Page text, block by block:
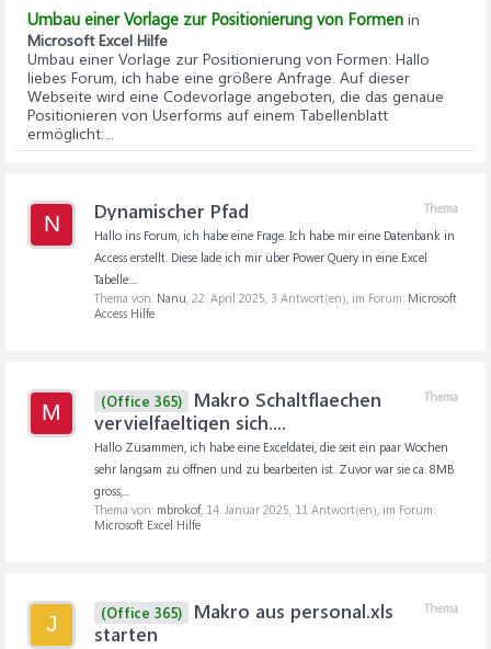
Umbau einer Vorlage zur Positionierung von Formen in
Microsoft Excel Hilfe
Umbau einer Vorlage zur Positionierung von Formen: Hallo
liebes Forum, ich habe eine größere Anfrage. Auf dieser
Webseite wird eine Codevorlage angeboten, die das genaue
Positionieren von Userforms auf einem Tabellenblatt
ermöglicht:...
N
Thema
Dynamischer Pfad
Hallo ins Forum, ich habe eine Frage. Ich habe mir eine Datenbank in
Access erstellt. Diese lade ich mir über Power Query in eine Excel
Tabelle....
Thema von: Nanu, 22. April 2025, 3 Antwort(en), im Forum: Microsoft
Access Hilfe
M
Thema
(Office 365)
Makro Schaltflaechen
vervielfaeltigen sich....
Hallo Zusammen, ich habe eine Exceldatei, die seit ein paar Wochen
sehr langsam zu öffnen und zu bearbeiten ist. Zuvor war sie ca. 8MB
gross,...
Thema von: mbrokof, 14. Januar 2025, 11 Antwort(en), im Forum:
Microsoft Excel Hilfe
J
Thema
(Office 365)
Makro aus personal.xls
starten